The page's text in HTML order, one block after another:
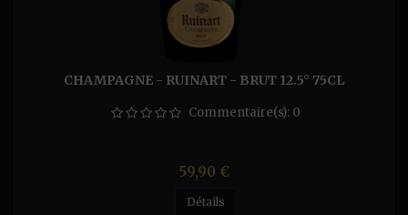
CHAMPAGNE - RUINART - BRUT 12.5° 75CL
Commentaire(s): 0
Prix
59,90 €
Détails